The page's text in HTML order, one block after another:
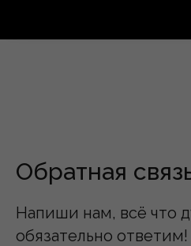
Обратная
Напиши нам, всё что
обязательно ответим!